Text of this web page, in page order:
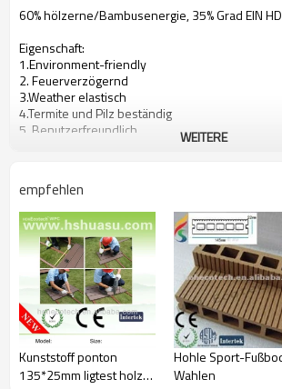
60% hölzerne/Bambusenergie, 35% Grad EIN
Eigenschaft:
1.Environment-friendly
2. Feuerverzögernd
3.Weather elastisch
4.Termite und Pilz beständig
5. Benutzerfreundlich
Leistungsfähigkeit 9.Cost
HOHEcotech wpc, besseres im Freienleben!
Kontakt für Details!
WEITERE
empfehlen
Kunststoff ponton
135*25mm ligtest holz
Hohle Sport-
Wahlen